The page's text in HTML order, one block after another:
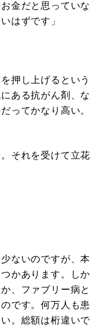
金だと思っていな
はずです」
押し上げるという
ある抗がん剤、な
ってかなり高い。
それを受けて立花
ないのですが、本
かあります。しか
、ファブリー病と
です。何万人も患
。総額は桁違いで